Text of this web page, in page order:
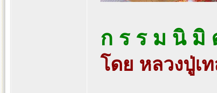
ก ร ร ม นิ มิ
โดย หลวงปู่เ